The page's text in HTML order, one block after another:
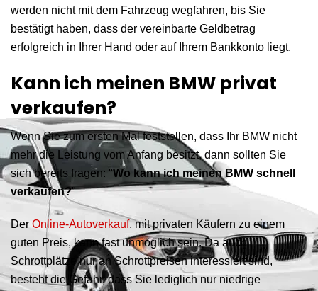
werden nicht mit dem Fahrzeug wegfahren, bis Sie
bestätigt haben, dass der vereinbarte Geldbetrag
erfolgreich in Ihrer Hand oder auf Ihrem Bankkonto liegt.
Kann ich meinen BMW privat
verkaufen?
Wenn Sie zum ersten Mal feststellen, dass Ihr BMW nicht
mehr die Leistung vom Anfang besitzt, dann sollten Sie
sich bereits fragen: "Wo kann ich meinen BMW schnell
verkaufen?"
Der Online-Autoverkauf, mit privaten Käufern zu einem
guten Preis, kann fast unmöglich sein. Da auch
Schrottplätze nur an Schrottpreisen interessiert sind,
besteht die Gefahr, dass Sie lediglich nur niedrige